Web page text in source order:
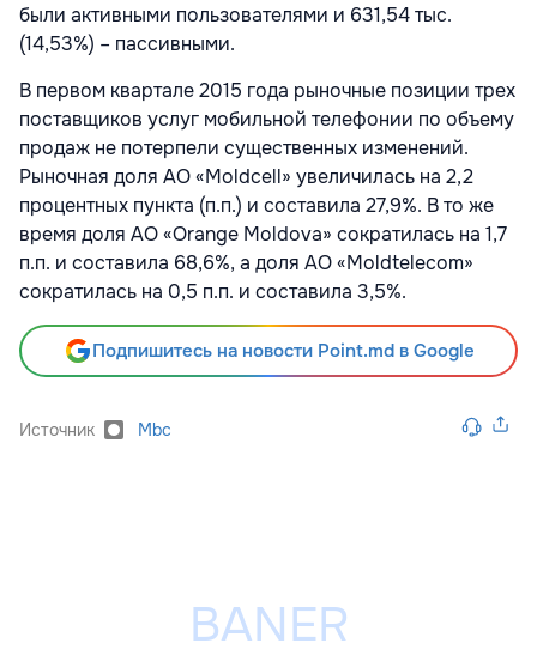
были активными пользователями и 631,54 тыс.
(14,53%) – пассивными.
В первом квартале 2015 года рыночные позиции трех
поставщиков услуг мобильной телефонии по объему
продаж не потерпели существенных изменений.
Рыночная доля АО «Moldcell» увеличилась на 2,2
процентных пункта (п.п.) и составила 27,9%. В то же
время доля АО «Orange Moldova» сократилась на 1,7
п.п. и составила 68,6%, а доля АО «Moldtelecom»
сократилась на 0,5 п.п. и составила 3,5%.
Подпишитесь на новости Point.md в Google
Источник Mbc